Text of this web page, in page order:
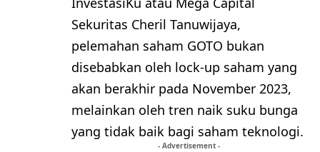
Sekuritas Cheril Tanuwijaya,
pelemahan saham GOTO bukan
disebabkan oleh lock-up saham yang
akan berakhir pada November 2023,
melainkan oleh tren naik suku bunga
yang tidak baik bagi saham teknologi.
- Advertisement -